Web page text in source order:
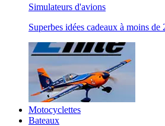
Simulateurs d'avions
Superbes idées cadeaux à moins de
Motocyclettes
Bateaux